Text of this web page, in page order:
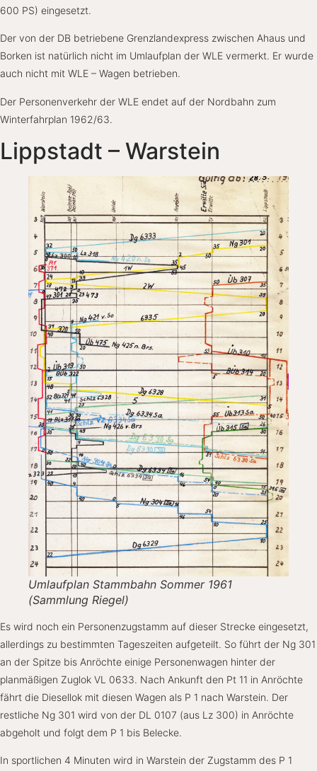
600 PS) eingesetzt.
Der von der DB betriebene Grenzlandexpress zwischen Ahaus und
Borken ist natürlich nicht im Umlaufplan der WLE vermerkt. Er wurde
auch nicht mit WLE – Wagen betrieben.
Der Personenverkehr der WLE endet auf der Nordbahn zum
Winterfahrplan 1962/63.
Lippstadt – Warstein
Umlaufplan Stammbahn Sommer 1961
(Sammlung Riegel)
Es wird noch ein Personenzugstamm auf dieser Strecke eingesetzt,
allerdings zu bestimmten Tageszeiten aufgeteilt. So führt der Ng 301
an der Spitze bis Anröchte einige Personenwagen hinter der
planmäßigen Zuglok VL 0633. Nach Ankunft den Pt 11 in Anröchte
fährt die Diesellok mit diesen Wagen als P 1 nach Warstein. Der
restliche Ng 301 wird von der DL 0107 (aus Lz 300) in Anröchte
abgeholt und folgt dem P 1 bis Belecke.
In sportlichen 4 Minuten wird in Warstein der Zugstamm des P 1